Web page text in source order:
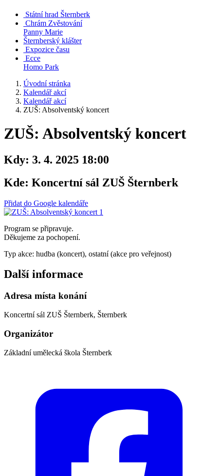
Státní hrad Šternberk
Chrám Zvěstování
Panny Marie
Šternberský klášter
Expozice času
Ecce
Homo Park
Úvodní stránka
Kalendář akcí
Kalendář akcí
ZUŠ: Absolventský koncert
ZUŠ: Absolventský koncert
Kdy: 3. 4. 2025 18:00
Kde: Koncertní sál ZUŠ Šternberk
Přidat do Google kalendáře
Program se připravuje.
Děkujeme za pochopení.
Typ akce: hudba (koncert), ostatní (akce pro veřejnost)
Další informace
Adresa místa konání
Koncertní sál ZUŠ Šternberk, Šternberk
Organizátor
Základní umělecká škola Šternberk